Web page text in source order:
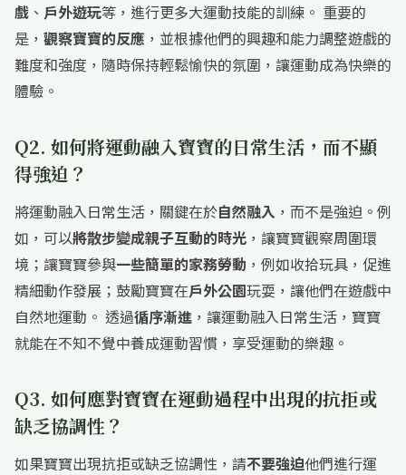
戲 、 戶外遊玩等，進行更多大運動技能的訓練。 重要的
是， 觀察寶寶的反應 ，並根據他們的興趣和能力調整遊戲的
難度和強度，隨時保持輕鬆愉快的氛圍，讓運動成為快樂的
體驗。
Q2. 如何將運動融入寶寶的日常生活，而不顯
得強迫？
將運動融入日常生活，關鍵在於自然融入 ，而不是強迫。例
如，可以將散步變成親子互動的時光 ，讓寶寶觀察周圍環
境；讓寶寶參與一些簡單的家務勞動 ，例如收拾玩具，促進
精細動作發展；鼓勵寶寶在戶外公園玩耍，讓他們在遊戲中
自然地運動。 透過循序漸進 ，讓運動融入日常生活，寶寶
就能在不知不覺中養成運動習慣，享受運動的樂趣。
Q3. 如何應對寶寶在運動過程中出現的抗拒或
缺乏協調性？
如果寶寶出現抗拒或缺乏協調性，請不要強迫他們進行運